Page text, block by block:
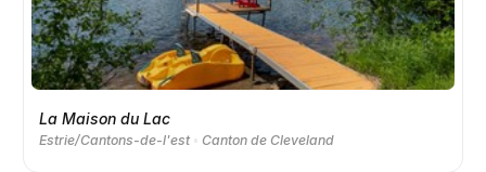
La Maison du Lac
Estrie/Cantons-de-l'est Canton de Cleveland